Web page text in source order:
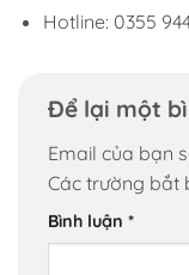
Hotline: 0355
Để lại một
Email của bạn
Các trường bắt
Bình luận *